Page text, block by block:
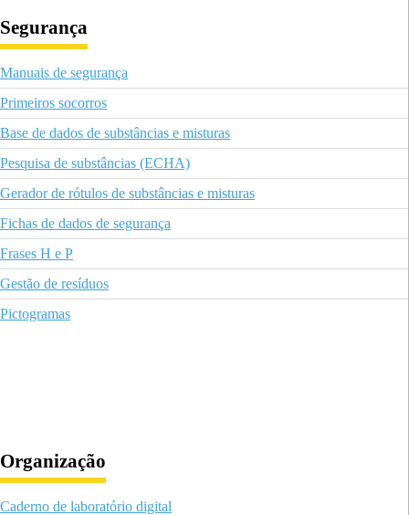
Segurança
Manuais de segurança
Primeiros socorros
Base de dados de substâncias e misturas
Pesquisa de substâncias (ECHA)
Gerador de rótulos de substâncias e misturas
Fichas de dados de segurança
Frases H e P
Gestão de resíduos
Pictogramas
Organização
Caderno de laboratório digital